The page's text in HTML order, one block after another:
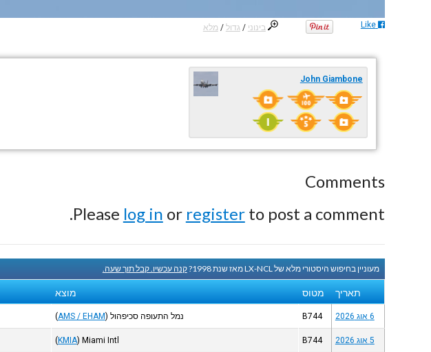
בינוני /גדול / מלא Like
John Giambone
Comments
Please log in or registerto post a comment.
מעוניין בחיפוש היסטורי מלא של LX-NCL מאז שנת 1998? קנה עכשיו. קבל תוך שעה.
תאריך מטוס מוצא
6 אוג 2026 B744 נמל התעופה סכיפהול (AMS / EHAM)
5 אוג 2026 B744
Miami Intl
(KMIA)